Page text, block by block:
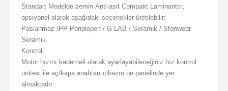
Standart Modelde zemin Anti-asit Compakt Laminanttır,
opsiyonel olarak aşağıdaki seçenekler üretilebilir:
Paslanmaz /PP Poriplopen / G LAB / Seramik / Stonwear
Seramik.
Kontrol:
Motor hızını kademeli olarak ayarlayabileceğiniz hız kontrol
ünitesi ile aç/kapa anahtarı cihazın ön panelinde yer
almaktadır.